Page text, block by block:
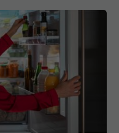
pui niciodată pe